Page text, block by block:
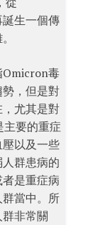
生一個傳
Omicron毒
，但是對
尤其是對
要的重症
以及一些
群患病的
是重症病
當中。所
非常關